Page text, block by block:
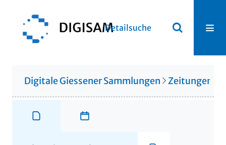
Detailsuche
Digitale Giessener Sammlungen Zeitungen